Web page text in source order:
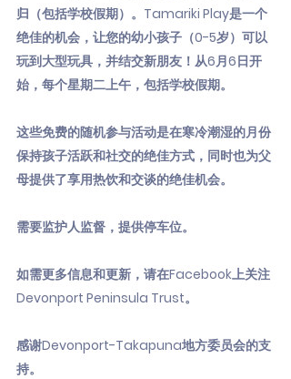
归（包括学校假期）。Tamariki Play是一个
绝佳的机会，让您的幼小孩子（0-5岁）可以
玩到大型玩具，并结交新朋友！从6月6日开
始，每个星期二上午，包括学校假期。
这些免费的随机参与活动是在寒冷潮湿的月份
保持孩子活跃和社交的绝佳方式，同时也为父
母提供了享用热饮和交谈的绝佳机会。
需要监护人监督，提供停车位。
如需更多信息和更新，请在Facebook上关注
Devonport Peninsula Trust。
感谢Devonport-Takapuna地方委员会的支
持。